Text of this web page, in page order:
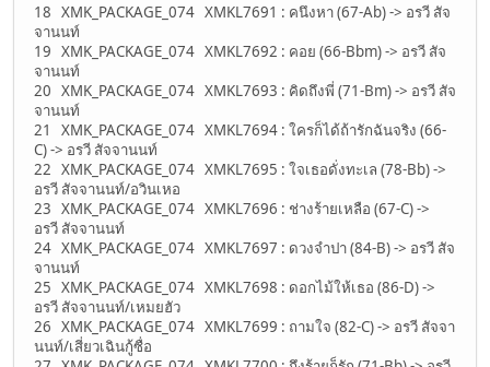
18 XMK_PACKAGE_074 XMKL7691 : คนึงหา (67-Ab) -> อรวี สัจ
จานนท์
19 XMK_PACKAGE_074 XMKL7692 : คอย (66-Bbm) -> อรวี สัจ
จานนท์
20 XMK_PACKAGE_074 XMKL7693 : คิดถึงพี่ (71-Bm) -> อรวี สัจ
จานนท์
21 XMK_PACKAGE_074 XMKL7694 : ใครก็ได้ถ้ารักฉันจริง (66-
C) -> อรวี สัจจานนท์
22 XMK_PACKAGE_074 XMKL7695 : ใจเธอดั่งทะเล (78-Bb) ->
อรวี สัจจานนท์/อวินเหอ
23 XMK_PACKAGE_074 XMKL7696 : ช่างร้ายเหลือ (67-C) ->
อรวี สัจจานนท์
24 XMK_PACKAGE_074 XMKL7697 : ดวงจำปา (84-B) -> อรวี สัจ
จานนท์
25 XMK_PACKAGE_074 XMKL7698 : ดอกไม้ให้เธอ (86-D) ->
อรวี สัจจานนท์/เหมยฮัว
26 XMK_PACKAGE_074 XMKL7699 : ถามใจ (82-C) -> อรวี สัจจา
นนท์/เสี่ยวเฉินกู้ซื่อ